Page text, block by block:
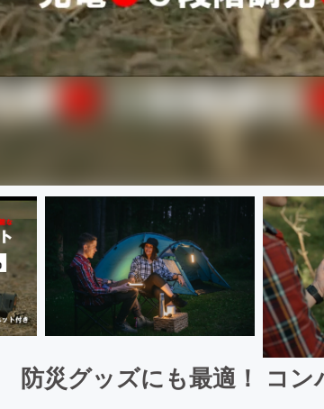
防災グッズにも最適！ コ